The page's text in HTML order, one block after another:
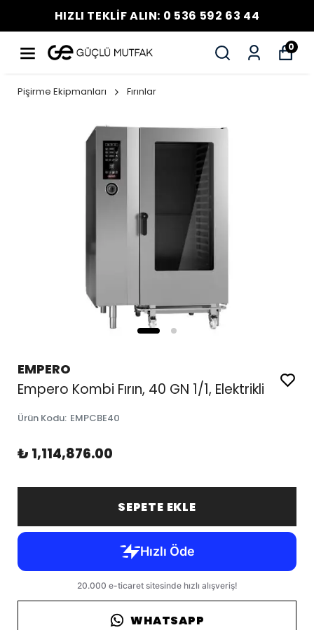
HIZLI TEKLİF ALIN: 0 536 592 63 44
0
Pişirme Ekipmanları Fırınlar
EMPERO
Empero Kombi Fırın, 40 GN 1/1, Elektrikli
Ürün Kodu: EMPCBE40
₺ 1,114,876.00
SEPETE EKLE
WHATSAPP